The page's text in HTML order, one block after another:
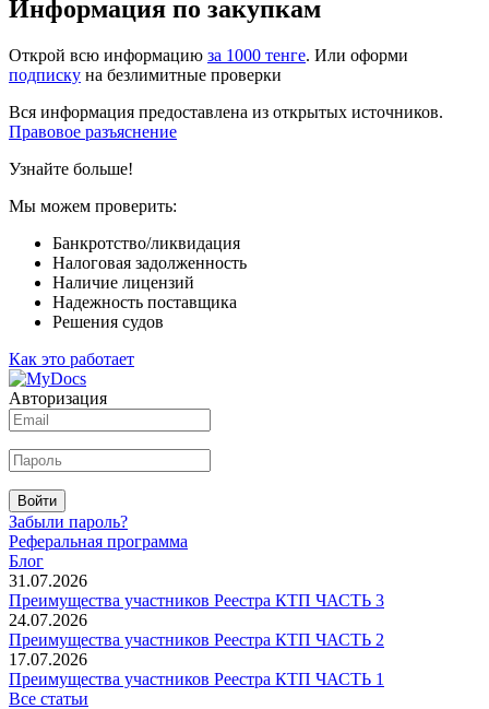
Информация по закупкам
Открой всю информацию за 1000 тенге. Или оформи
подписку на безлимитные проверки
Вся информация предоставлена из открытых источников.
Правовое разъяснение
Узнайте больше!
Мы можем проверить:
Банкротство/ликвидация
Налоговая задолженность
Наличие лицензий
Надежность поставщика
Решения судов
Как это работает
Авторизация
Войти
Забыли пароль?
Реферальная программа
Блог
31.07.2026
Преимущества участников Реестра КТП ЧАСТЬ 3
24.07.2026
Преимущества участников Реестра КТП ЧАСТЬ 2
17.07.2026
Преимущества участников Реестра КТП ЧАСТЬ 1
Все статьи